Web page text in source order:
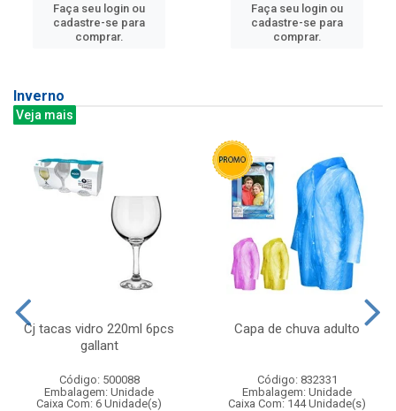
Faça seu login ou
cadastre-se para
comprar.
Faça seu login ou
cadastre-se para
comprar.
Inverno
Veja mais
Cj tacas vidro 220ml 6pcs
gallant
Código: 500088
Embalagem: Unidade
Caixa Com: 6 Unidade(s)
Capa de chuva adulto
Código: 832331
Embalagem: Unidade
Caixa Com: 144 Unidade(s)